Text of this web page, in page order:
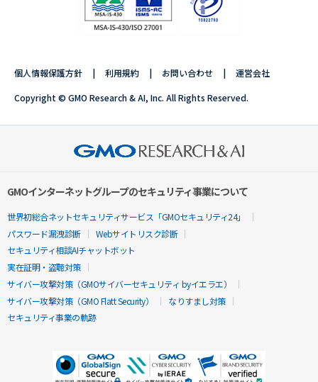
個人情報保護方針 利用規約 お問い合わせ 運営会社
Copyright © GMO Research & AI, Inc. All Rights Reserved.
GMOインターネットグループのセキュリティ事業について
世界初総合ネットセキュリティサービス「GMOセキュリティ24」
パスワード漏洩診断
Webサイトリスク診断
セキュリティ相談AIチャットボット
実在証明・盗聴対策
サイバー攻撃対策（GMOサイバーセキュリティ byイエラエ）
サイバー攻撃対策（GMO Flatt Security）
なりすまし対策
セキュリティ事業の軌跡